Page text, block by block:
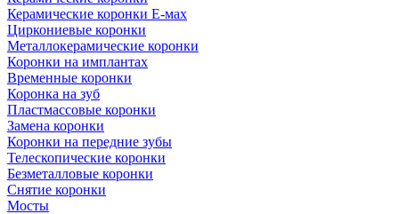
Керамические коронки Е-мах
Циркониевые коронки
Металлокерамические коронки
Коронки на имплантах
Временные коронки
Коронка на зуб
Пластмассовые коронки
Замена коронки
Коронки на передние зубы
Телескопические коронки
Безметалловые коронки
Снятие коронки
Мосты